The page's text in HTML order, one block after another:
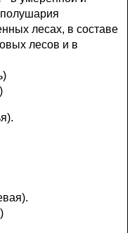
полушария
лесах, в составе
лесов и в